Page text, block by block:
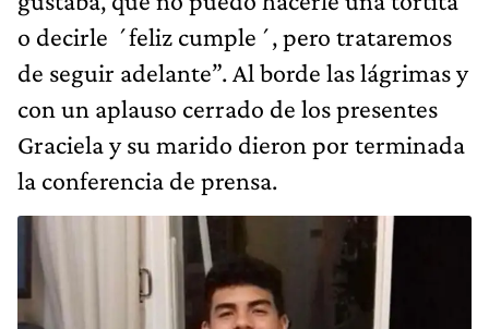
o decirle ´feliz cumple´, pero trataremos
de seguir adelante”. Al borde las lágrimas y
con un aplauso cerrado de los presentes
Graciela y su marido dieron por terminada
la conferencia de prensa.